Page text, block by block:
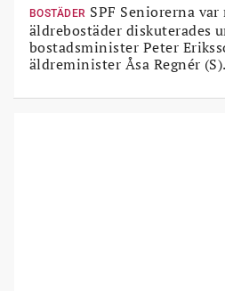
BOSTÄDER SPF Seniorerna
äldrebostäder diskuterades
bostadsminister Peter
äldreminister Åsa Regnér (S).